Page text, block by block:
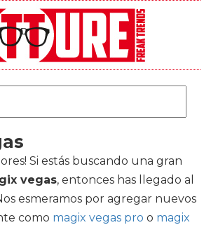
Si estás buscando una gran
vegas, entonces has llegado al
esmeramos por agregar nuevos
como magix vegas pro o magix